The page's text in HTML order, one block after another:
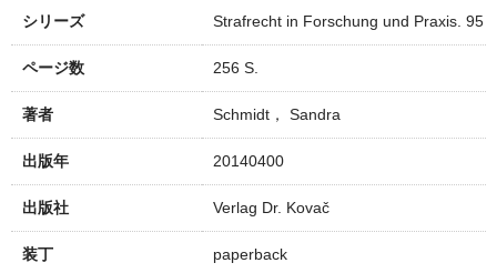
シリーズ Strafrecht in Forschung und Praxis. 95
ページ数 256 S.
著者 Schmidt， Sandra
出版年 20140400
出版社 Verlag Dr. Kovač
装丁 paperback